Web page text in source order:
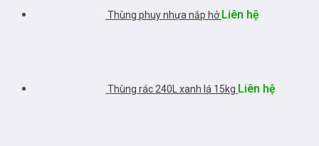
Thùng phuy nhựa nắp hở Liên hệ
Thùng rác 240L xanh lá 15kg Liên hệ